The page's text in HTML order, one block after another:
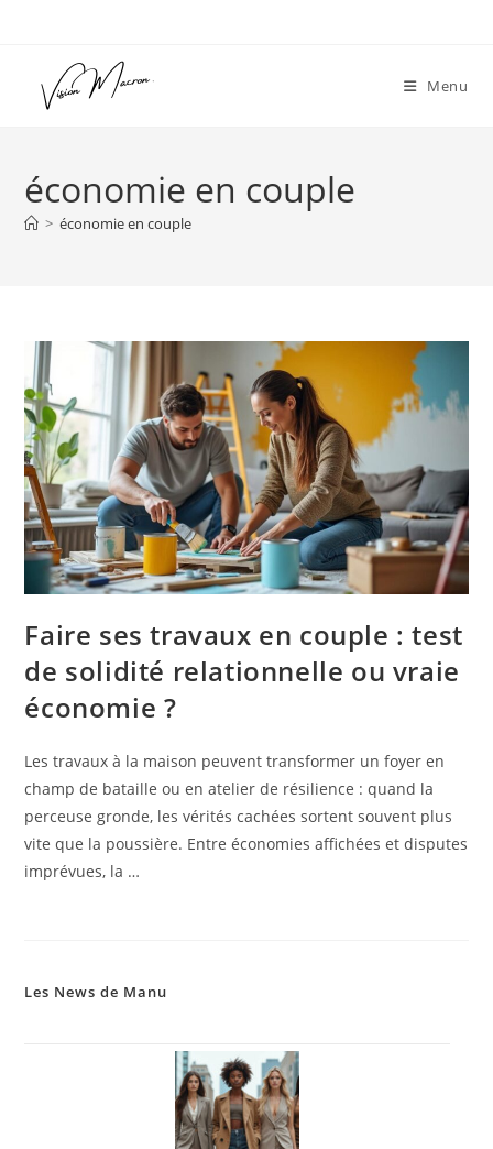
Menu
économie en couple
> économie en couple
Faire ses travaux en couple : test
de solidité relationnelle ou vraie
économie ?
Les travaux à la maison peuvent transformer un foyer en
champ de bataille ou en atelier de résilience : quand la
perceuse gronde, les vérités cachées sortent souvent plus
vite que la poussière. Entre économies affichées et disputes
imprévues, la …
Les News de Manu